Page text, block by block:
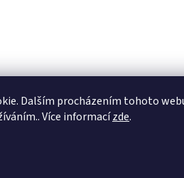
Dalším procházením tohoto
Více informacízde.
PRODEJNA Registrační sleva 10%